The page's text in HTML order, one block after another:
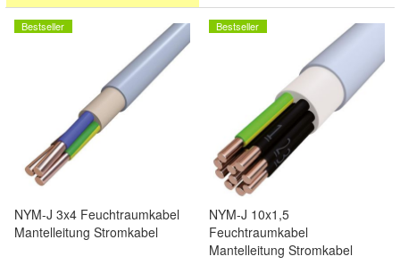
Bestseller
NYM-J 3x4 Feuchtraumkabel
Mantelleitung Stromkabel
Bestseller
NYM-J 10x1,5
Feuchtraumkabel
Mantelleitung Stromkabel